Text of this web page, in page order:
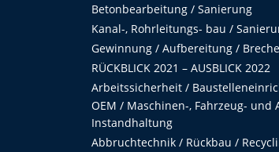
Betonbearbeitung / Sanierung
Kanal-, Rohrleitungs- bau /
Gewinnung / Aufbereitung /
RÜCKBLICK 2021 – AUSBLICK 2022
Arbeitssicherheit /
OEM / Maschinen-, Fahrzeug-
Instandhaltung
Abbruchtechnik / Rückbau /